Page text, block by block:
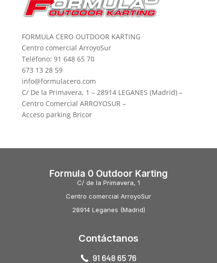
FORMULA CERO OUTDOOR KARTING
Centro comercial ArroyoSur
Teléfono: 91 648 65 70
673 13 28 59
info@formulacero.com
C/ De la Primavera, 1 – 28914 LEGANES (Madrid) –
Centro Comercial ARROYOSUR –
Acceso parking Bricor
Formula 0 Outdoor Karting
C/ de la Primavera, 1
Centro comercial ArroyoSur
28914 Leganes (Madrid)
Contáctanos